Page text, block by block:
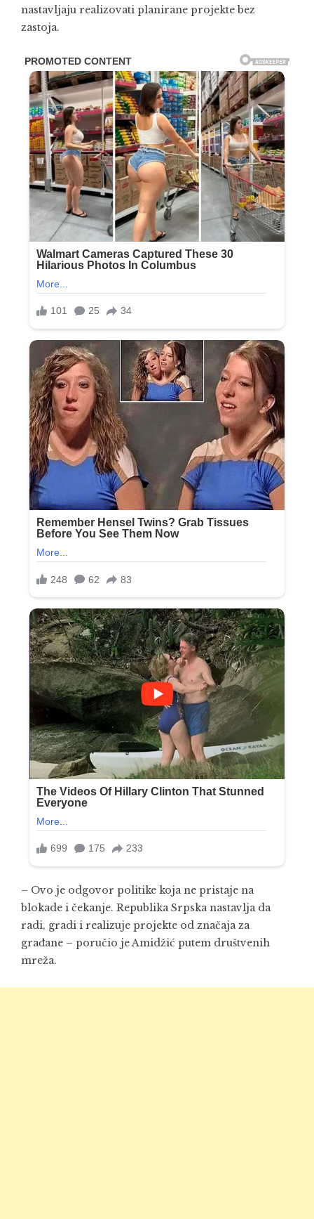
nastavljaju realizovati planirane projekte bez
zastoja.
– Ovo je odgovor politike koja ne pristaje na
blokade i čekanje. Republika Srpska nastavlja da
radi, gradi i realizuje projekte od značaja za
građane – poručio je Amidžić putem društvenih
mreža.